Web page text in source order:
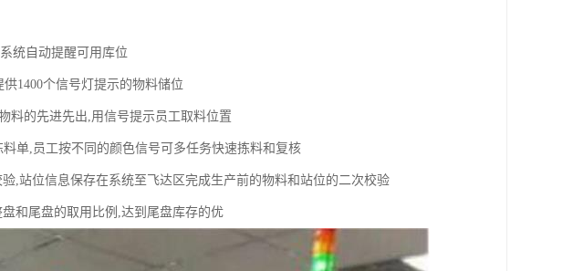
统自动提醒可用库位
1400个信号灯提示的物料储位
料的先进先出,用信号提示员工取料位置
单,员工按不同的颜色信号可多任务快速拣料和复核
,站位信息保存在系统至飞达区完成生产前的物料和站位的二次校验
和尾盘的取用比例,达到尾盘库存的优